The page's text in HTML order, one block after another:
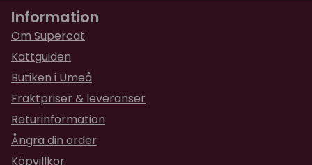
Information
Om Supercat
Kattguiden
Butiken i Umeå
Fraktpriser & leveranser
Returinformation
Ångra din order
Köpvillkor